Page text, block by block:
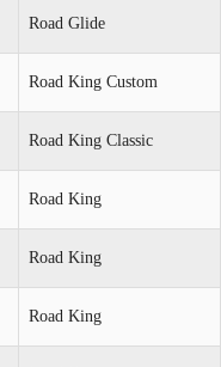
Road Glide
Road King Custom
Road King Classic
Road King
Road King
Road King